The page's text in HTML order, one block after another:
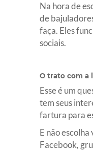
Na hora de
de
faça. Eles
sociais.
O trato com a
Esse é um
tem seus
fartura para
E não
Facebook,